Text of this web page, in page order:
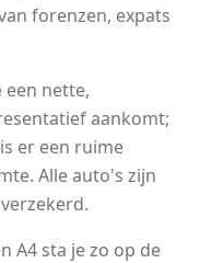
forenzen, expats
een nette,
aankomt;
er een ruime
Alle auto's zijn
A4 sta je zo op de